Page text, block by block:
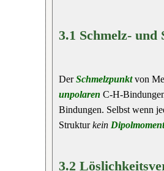
3.1 Schmelz- und
DerSchmelzpunktvon
unpolaren C-H-
Bindungen. Selbst wenn
Strukturkein
3.2